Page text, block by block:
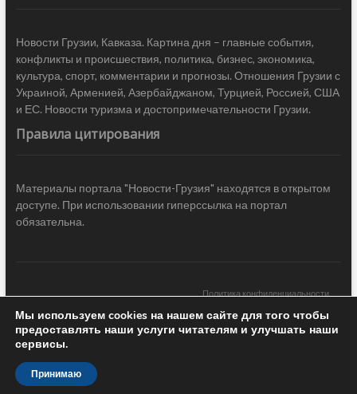
Новости Грузии, Кавказа. Картина дня – главные события,
конфликты и происшествия, политика, бизнес, экономика,
культура, спорт, комментарии и прогнозы. Отношения Грузии с
Украиной, Арменией, Азербайджаном, Турцией, Россией, США
и ЕС. Новости туризма и достопримечательности Грузии.
Правила цитирования
Материалы портала "Новости-Грузия" находятся в открытом
доступе. При использовании гиперссылка на портал
обязательна.
Политика конфиденциальности
Новости Грузии| Black Sea Press LTD © 2020 All Rights Reserved /
Design & development —
Мы используем cookies на нашем сайте для того чтобы
предоставлять наши услуги читателям и улучшать наши
сервисы.
Принимаю